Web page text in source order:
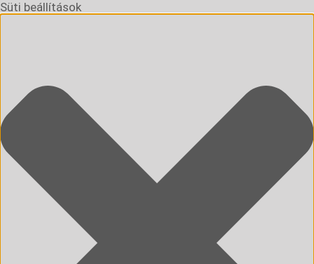
Süti beállítások